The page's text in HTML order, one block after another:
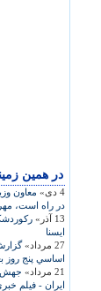
در همين
4 دی»
معاون
در راه است، مهر
13 آذر»
ايسنا
27 مرداد»
اساسي پنج روز
21 مرداد»
جهش
ايران - فیلم